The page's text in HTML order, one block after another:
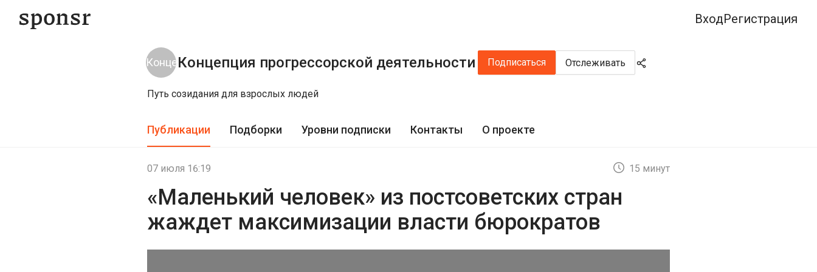
ВходРегистрация
Концепция прогрессорской деятельности Подписаться Отслеживать
Путь созидания для взрослых людей
Публикации Подборки Уровни подписки Контакты О проекте
07 июля 16:19 15 минут
«Маленький человек» из постсоветских стран
жаждет максимизации власти бюрократов